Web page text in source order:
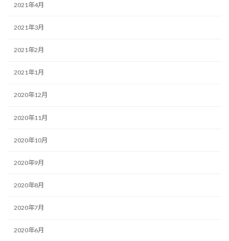
2021年4月
2021年3月
2021年2月
2021年1月
2020年12月
2020年11月
2020年10月
2020年9月
2020年8月
2020年7月
2020年6月